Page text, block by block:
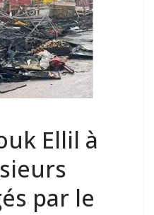
Ellil à
par le